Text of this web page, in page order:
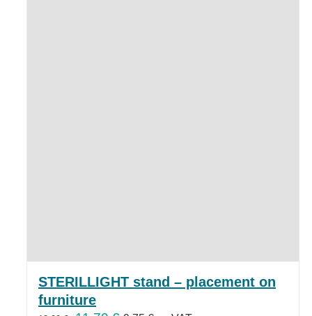
STERILLIGHT stand – placement on
furniture